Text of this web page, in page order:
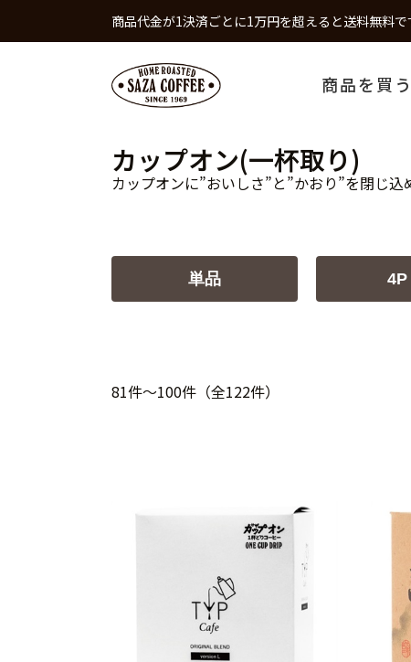
商品代金が1決済ごとに1万円を超えると送料無料で
商品を買う
カップオン(一杯取り)
カップオンに”おいしさ”と”かおり”を閉じ込
単品 4P
81件～100件（全122件）